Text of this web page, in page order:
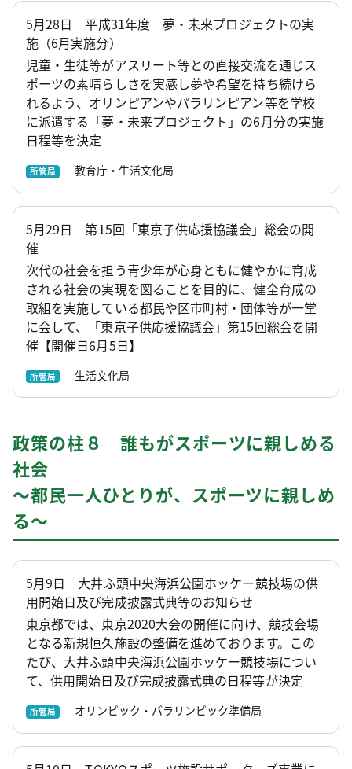
5月28日 平成31年度 夢・未来プロジェクトの実
施（6月実施分）
児童・生徒等がアスリート等との直接交流を通じス
ポーツの素晴らしさを実感し夢や希望を持ち続けら
れるよう、オリンピアンやパラリンピアン等を学校
に派遣する「夢・未来プロジェクト」の6月分の実施
日程等を決定
所管局 教育庁・生活文化局
5月29日 第15回「東京子供応援協議会」総会の開
催
次代の社会を担う青少年が心身ともに健やかに育成
される社会の実現を図ることを目的に、健全育成の
取組を実施している都民や区市町村・団体等が一堂
に会して、「東京子供応援協議会」第15回総会を開
催【開催日6月5日】
所管局 生活文化局
政策の柱８ 誰もがスポーツに親しめる
社会
～都民一人ひとりが、スポーツに親しめ
る～
5月9日 大井ふ頭中央海浜公園ホッケー競技場の供
用開始日及び完成披露式典等のお知らせ
東京都では、東京2020大会の開催に向け、競技会場
となる新規恒久施設の整備を進めております。この
たび、大井ふ頭中央海浜公園ホッケー競技場につい
て、供用開始日及び完成披露式典の日程等が決定
所管局 オリンピック・パラリンピック準備局